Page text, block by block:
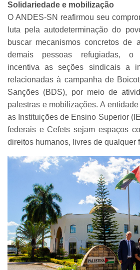
Solidariedade e mobilização
O ANDES-SN reafirmou seu
luta pela autodeterminação do
buscar mecanismos concretos de
demais pessoas refugiadas, o
incentiva as seções sindicais a
relacionadas à campanha de
Sanções (BDS), por meio de
palestras e mobilizações. A
as Instituições de Ensino Superior
federais e Cefets sejam espaços
direitos humanos, livres de qualquer